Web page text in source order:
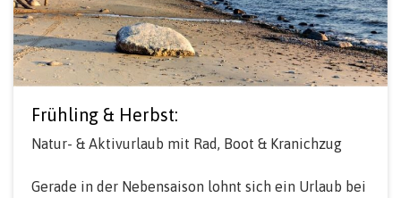
Frühling & Herbst:
Natur- & Aktivurlaub mit Rad, Boot & Kranichzug
Gerade in der Nebensaison lohnt sich ein Urlaub bei